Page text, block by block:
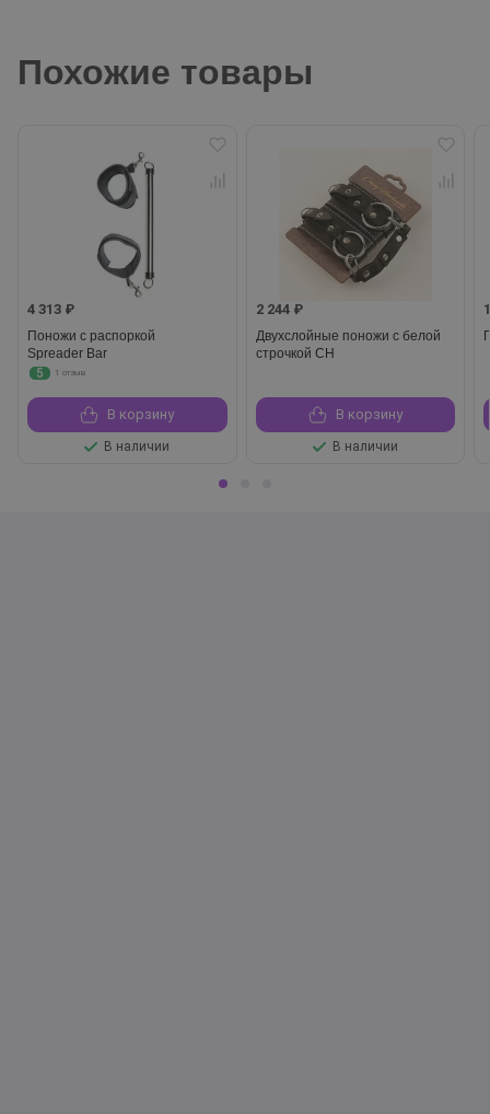
Похожие товары
4 313 ₽
Поножи с распоркой
Spreader Bar
5
1 отзыв
В корзину
В наличии
2 244 ₽
Двухслойные поножи с белой
строчкой CH
В корзину
В наличии